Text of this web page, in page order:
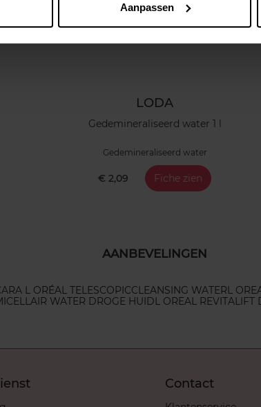
Aanpassen
LODA
Gedemineraliseerd water 1 l
Gedemineraliseerd water
€ 2,09 Fiche zien
AANBEVELINGEN
L ORÉAL TELESCOPICCLEANSING WATERL
WATER DROGE HUIDL OREAL REVITALIFT
Contact